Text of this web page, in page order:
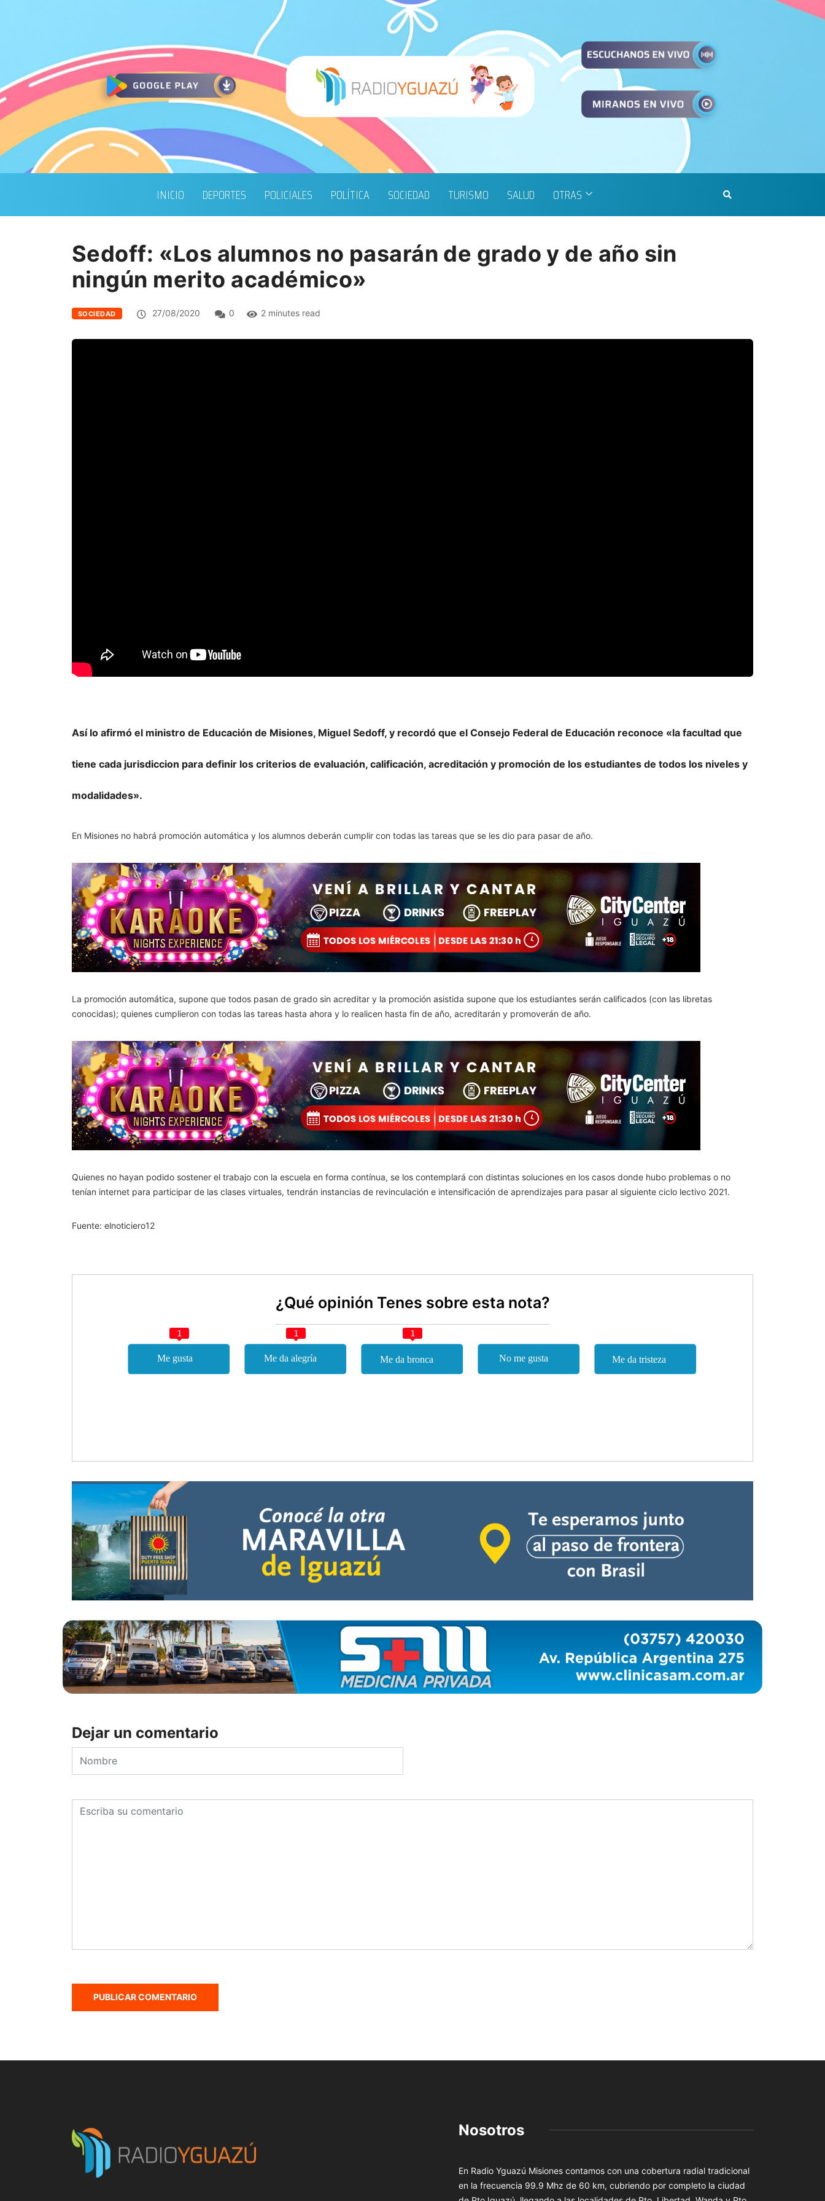
INICIO DEPORTES POLICIALES POLÍTICA SOCIEDAD TURISMO SALUD OTRAS
Sedoff: «Los alumnos no pasarán de grado y de año sin
ningún merito académico»
SOCIEDAD 27/08/2020 0 2 minutes read
Así lo afirmó el ministro de Educación de Misiones, Miguel Sedoff, y recordó que el Consejo Federal de Educación reconoce «la facultad que
tiene cada jurisdiccion para definir los criterios de evaluación, calificación, acreditación y promoción de los estudiantes de todos los niveles y
modalidades».
En Misiones no habrá promoción automática y los alumnos deberán cumplir con todas las tareas que se les dio para pasar de año.
La promoción automática, supone que todos pasan de grado sin acreditar y la promoción asistida supone que los estudiantes serán calificados (con las libretas
conocidas); quienes cumplieron con todas las tareas hasta ahora y lo realicen hasta fin de año, acreditarán y promoverán de año.
Quienes no hayan podido sostener el trabajo con la escuela en forma contínua, se los contemplará con distintas soluciones en los casos donde hubo problemas o no
tenían internet para participar de las clases virtuales, tendrán instancias de revinculación e intensificación de aprendizajes para pasar al siguiente ciclo lectivo 2021.
Fuente: elnoticiero12
¿Qué opinión Tenes sobre esta nota?
1 1 1
Dejar un comentario
Nosotros
En Radio Yguazú Misiones contamos con una cobertura radial tradicional
en la frecuencia 99.9 Mhz de 60 km, cubriendo por completo la ciudad